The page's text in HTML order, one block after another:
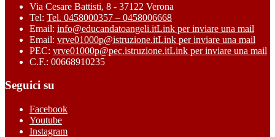
Via Cesare Battisti, 8 - 37122 Verona
Tel: Tel. 0458000357 – 0458006668
Email: info@educandatoangeli.itLink per inviare una mail
Email: vrve01000p@istruzione.itLink per inviare una mail
PEC: vrve01000p@pec.istruzione.itLink per inviare una mail
C.F.: 00668910235
Seguici su
Facebook
Youtube
Instagram